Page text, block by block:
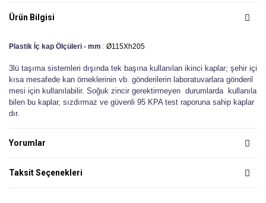
Ürün Bilgisi
Plastik İç kap Ölçüleri - mm : Ø115Xh205
3lü taşıma sistemleri dışında tek başına kullanılan ikinci kaplar; şehir içi
kısa mesafede kan örneklerinin vb. gönderilerin laboratuvarlara gönderil
mesi için kullanılabilir. Soğuk zincir gerektirmeyen durumlarda kullanıla
bilen bu kaplar, sızdırmaz ve güvenli 95 KPA test raporuna sahip kaplar
dır.
Yorumlar
Taksit Seçenekleri